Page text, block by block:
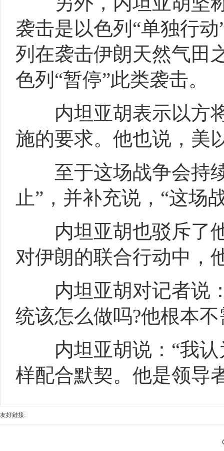
袭击是以色列“单独行
列在袭击伊朗天然气田
色列“暂停”此类袭击。
内坦亚胡表示以方将
施的要求。他也说，美
至于这场战争会持续
止”，并补充说，“这场
内坦亚胡也驳斥了他
对伊朗的联合行动中，
内坦亚胡对记者说：
统该怎么做吗?他根本
内坦亚胡说：“我认
样配合默契。他是领导
友好鏈接: